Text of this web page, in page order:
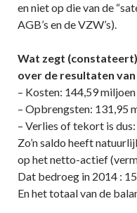
en niet op die van de
AGB’s en de VZW’s).
Wat zegt
over de resultaten
– Kosten: 144,59 miljoen
– Opbrengsten: 131,95
– Verlies of tekort is
Zo’n saldo heeft
op het netto-actief
Dat bedroeg in 2014 :
En het totaal van de